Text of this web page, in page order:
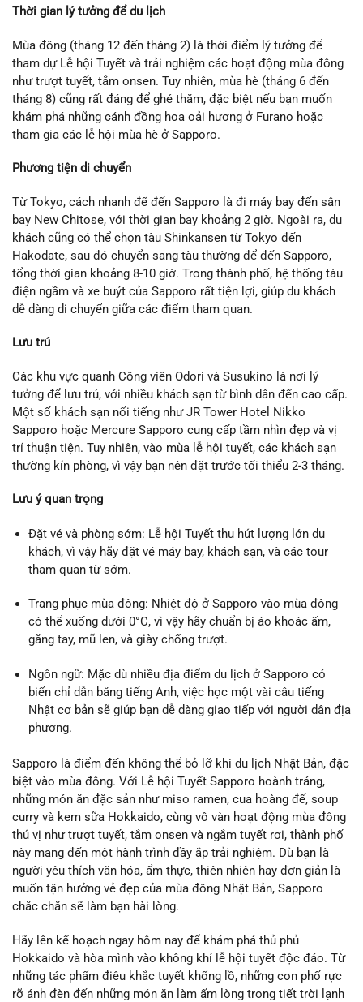
Thời gian lý tưởng để du lịch
Mùa đông (tháng 12 đến tháng 2) là thời điểm lý tưởng để
tham dự Lễ hội Tuyết và trải nghiệm các hoạt động mùa đông
như trượt tuyết, tắm onsen. Tuy nhiên, mùa hè (tháng 6 đến
tháng 8) cũng rất đáng để ghé thăm, đặc biệt nếu bạn muốn
khám phá những cánh đồng hoa oải hương ở Furano hoặc
tham gia các lễ hội mùa hè ở Sapporo.
Phương tiện di chuyển
Từ Tokyo, cách nhanh để đến Sapporo là đi máy bay đến sân
bay New Chitose, với thời gian bay khoảng 2 giờ. Ngoài ra, du
khách cũng có thể chọn tàu Shinkansen từ Tokyo đến
Hakodate, sau đó chuyển sang tàu thường để đến Sapporo,
tổng thời gian khoảng 8-10 giờ. Trong thành phố, hệ thống tàu
điện ngầm và xe buýt của Sapporo rất tiện lợi, giúp du khách
dễ dàng di chuyển giữa các điểm tham quan.
Lưu trú
Các khu vực quanh Công viên Odori và Susukino là nơi lý
tưởng để lưu trú, với nhiều khách sạn từ bình dân đến cao cấp.
Một số khách sạn nổi tiếng như JR Tower Hotel Nikko
Sapporo hoặc Mercure Sapporo cung cấp tầm nhìn đẹp và vị
trí thuận tiện. Tuy nhiên, vào mùa lễ hội tuyết, các khách sạn
thường kín phòng, vì vậy bạn nên đặt trước tối thiểu 2-3 tháng.
Lưu ý quan trọng
Đặt vé và phòng sớm: Lễ hội Tuyết thu hút lượng lớn du
khách, vì vậy hãy đặt vé máy bay, khách sạn, và các tour
tham quan từ sớm.
Trang phục mùa đông: Nhiệt độ ở Sapporo vào mùa đông
có thể xuống dưới 0°C, vì vậy hãy chuẩn bị áo khoác ấm,
găng tay, mũ len, và giày chống trượt.
Ngôn ngữ: Mặc dù nhiều địa điểm du lịch ở Sapporo có
biển chỉ dẫn bằng tiếng Anh, việc học một vài câu tiếng
Nhật cơ bản sẽ giúp bạn dễ dàng giao tiếp với người dân địa
phương.
Sapporo là điểm đến không thể bỏ lỡ khi du lịch Nhật Bản, đặc
biệt vào mùa đông. Với Lễ hội Tuyết Sapporo hoành tráng,
những món ăn đặc sản như miso ramen, cua hoàng đế, soup
curry và kem sữa Hokkaido, cùng vô vàn hoạt động mùa đông
thú vị như trượt tuyết, tắm onsen và ngắm tuyết rơi, thành phố
này mang đến một hành trình đầy ắp trải nghiệm. Dù bạn là
người yêu thích văn hóa, ẩm thực, thiên nhiên hay đơn giản là
muốn tận hưởng vẻ đẹp của mùa đông Nhật Bản, Sapporo
chắc chắn sẽ làm bạn hài lòng.
Hãy lên kế hoạch ngay hôm nay để khám phá thủ phủ
Hokkaido và hòa mình vào không khí lễ hội tuyết độc đáo. Từ
những tác phẩm điêu khắc tuyết khổng lồ, những con phố rực
rỡ ánh đèn đến những món ăn làm ấm lòng trong tiết trời lạnh